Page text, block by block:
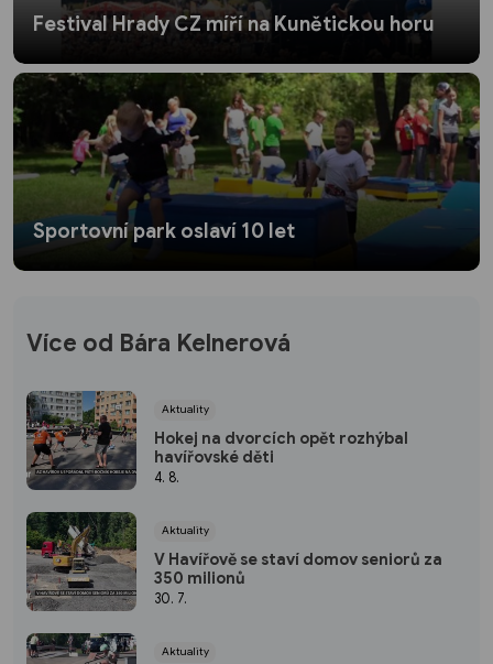
Festival Hrady CZ míří na Kunětickou horu
Sportovní park oslaví 10 let
Více od Bára Kelnerová
Aktuality
Hokej na dvorcích opět rozhýbal
havířovské děti
4. 8.
Aktuality
V Havířově se staví domov seniorů za
350 milionů
30. 7.
Aktuality